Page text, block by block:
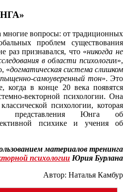
вопросы: от традиционных
проблем существования
раз признавался, что «никогда не
в области психологии»,
«догматическая система слишком
самоуверенный тон». Это
когда в конце 20 века появятся
векторной психологии. Она
психологии, которая
представления Юнга об
психике и учения об
материалов тренинга
психологии Юрия Бурлана
Автор: Наталья Камбур